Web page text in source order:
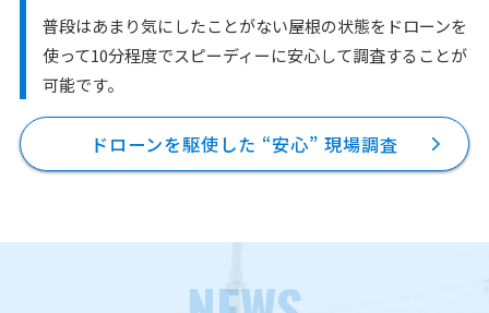
普段はあまり気にしたことがない屋根の状態をドローンを
使って10分程度でスピーディーに安心して調査することが
可能です。
ドローンを駆使した “安心” 現場調査